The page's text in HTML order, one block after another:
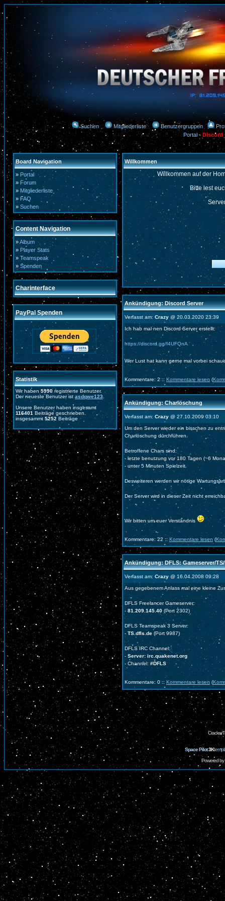
Suchen Mitgliederliste Benutzergruppen
Portal-Discord
Board Navigation
» Portal
» Forum
» Mitgliederliste
» FAQ
» Suchen
Content Navigation
»Album
» Player Stats
» Teamspeak
» Spenden
Charinterface
PayPal Spenden
Statistik
Wir haben 5990 registrierte Benutzer.
Der neueste Benutzer istasdqwe123
Unsere Benutzer haben insgesamt
116401 Beiträge geschrieben.
insgesammt 5252 Beiträge
Willkommen
Willkommen auf der
Bitte lest
Ankündigung: Discord Server
Verfasst am: Crazy @ 20.03.2020 23:39
Ich hab mal nen Discord Server erstellt:
https://discord.gg/f4UFQnA
Wer Lust hat kann gerne mal vorbei
Kommentare: 2 :: Kommentare lesen (
Ankündigung: Charlöschung
Verfasst am: Crazy @ 27.10.2009 03:10
Um den Server wieder ein bisschen zu
Charlöschung durchführen.
Betroffene Chars sind:
- letzte benutzung vor 180 Tagen (~6
- unter 5 Minuten Spielzeit
Desweiteren werden wir nötige
Der Server wird in dieser Zeit nicht
Wir bitten um euer Verständnis
Kommentare: 22 :: Kommentare lesen (
Ankündigung: DFLS: Gameserver/TS/
Verfasst am: Crazy @ 16.04.2008 09:28
Aus gegebenem Anlass mal eine kleine
DFLS Freelancer Gameserver:
- 81.209.145.40(Port 2302)
DFLS Teamspeak 3 Server:
- TS.dfls.de (Port 9987)
DFLS IRC Channel:
- Server: irc.quakenet.org
- Channel:#DFLS
Kommentare: 0 :: Kommentare lesen (
Space Pilot3K
Powered by